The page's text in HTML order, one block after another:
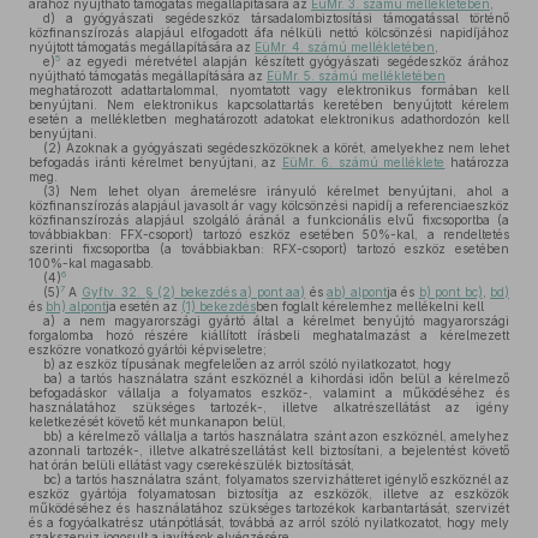
árához nyújtható támogatás megállapítására az EüMr. 3. számú mellékletében
d) a gyógyászati segédeszköz társadalombiztosítási támogatással történő
közfinanszírozás alapjául elfogadott áfa nélküli nettó kölcsönzési napidíjához
nyújtott támogatás megállapítására az EüMr. 4. számú mellékletében
e)5
az egyedi méretvétel alapján készített gyógyászati segédeszköz árához
nyújtható támogatás megállapítására az EüMr. 5. számú mellékletében
meghatározott adattartalommal, nyomtatott vagy elektronikus formában kell
benyújtani. Nem elektronikus kapcsolattartás keretében benyújtott kérelem
esetén a mellékletben meghatározott adatokat elektronikus adathordozón kell
benyújtani.
(2) Azoknak a gyógyászati segédeszközöknek a körét, amelyekhez nem lehet
befogadás iránti kérelmet benyújtani, az EüMr. 6. számú melléklete határozza
meg.
(3) Nem lehet olyan áremelésre irányuló kérelmet benyújtani, ahol a
közfinanszírozás alapjául javasolt ár vagy kölcsönzési napidíj a referenciaeszköz
közfinanszírozás alapjául szolgáló áránál a funkcionális elvű fixcsoportba (a
továbbiakban: FFX-csoport) tartozó eszköz esetében 50%-kal, a rendeltetés
szerinti fixcsoportba (a továbbiakban: RFX-csoport) tartozó eszköz esetében
100%-kal magasabb.
(4)6
(5)7 A Gyftv. 32. § (2) bekezdés a) pont aa) ésab) alpontja és b) pont bc)
bd)
és bh) alpontja esetén az (1) bekezdésben foglalt kérelemhez mellékelni kell
a) a nem magyarországi gyártó által a kérelmet benyújtó magyarországi
forgalomba hozó részére kiállított írásbeli meghatalmazást a kérelmezett
eszközre vonatkozó gyártói képviseletre;
b) az eszköz típusának megfelelően az arról szóló nyilatkozatot, hogy
ba) a tartós használatra szánt eszköznél a kihordási időn belül a kérelmező
befogadáskor vállalja a folyamatos eszköz-, valamint a működéséhez és
használatához szükséges tartozék-, illetve alkatrészellátást az igény
keletkezését követő két munkanapon belül,
bb) a kérelmező vállalja a tartós használatra szánt azon eszköznél, amelyhez
azonnali tartozék-, illetve alkatrészellátást kell biztosítani, a bejelentést követő
hat órán belüli ellátást vagy cserekészülék biztosítását,
bc) a tartós használatra szánt, folyamatos szervizhátteret igénylő eszköznél az
eszköz gyártója folyamatosan biztosítja az eszközök, illetve az eszközök
működéséhez és használatához szükséges tartozékok karbantartását, szervizét
és a fogyóalkatrész utánpótlását, továbbá az arról szóló nyilatkozatot, hogy mely